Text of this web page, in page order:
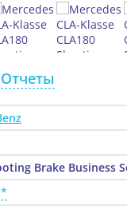
Отчеты
Brake Business